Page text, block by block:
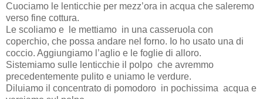
Cuociamo le lenticchie per mezz’ora in acqua che saleremo
verso fine cottura.
Le scoliamo e le mettiamo in una casseruola con
coperchio, che possa andare nel forno. Io ho usato una di
coccio. Aggiungiamo l’aglio e le foglie di alloro.
Sistemiamo sulle lenticchie il polpo che avremmo
precedentemente pulito e uniamo le verdure.
Diluiamo il concentrato di pomodoro in pochissima acqua e